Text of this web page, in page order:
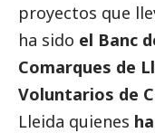
proyectos que
ha sido el Banc
Comarques de
Voluntarios de
Lleida quienes